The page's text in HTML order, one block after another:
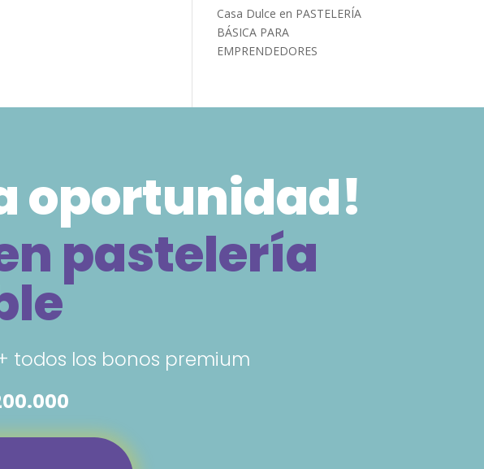
Casa Dulce en PASTELERÍA
BÁSICA PARA
EMPRENDEDORES
oportunidad!
pastelería
todos los bonos premium